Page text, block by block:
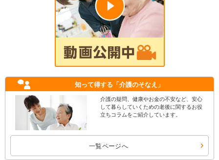
知って得する 「介護のそなえ」
介護の疑問、健康やお金の不安など、安心
して暮らしていくための老後に関するお役
立ちコラムをご紹介しています。
一覧ページへ